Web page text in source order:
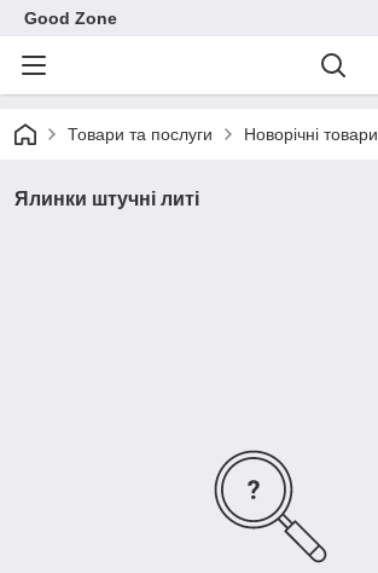
Good Zone
Товари та послуги Новорічні товари
Ялинки штучні литі